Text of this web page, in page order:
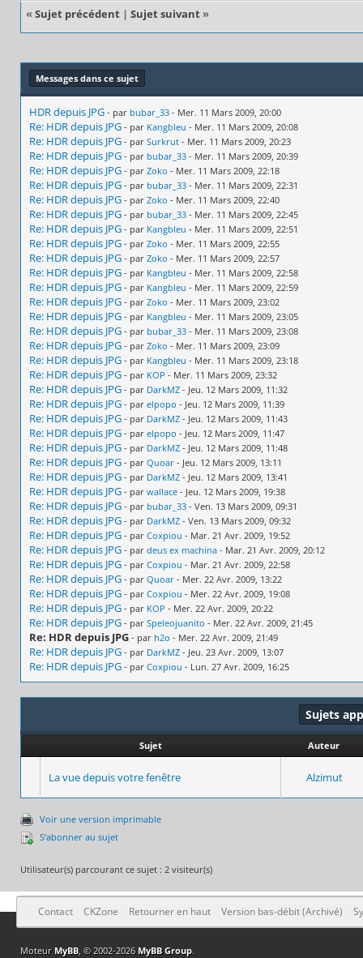
« Sujet précédent | Sujet suivant »
Messages dans ce sujet
HDR depuis JPG - par bubar_33 - Mer. 11 Mars 2009, 20:00
Re: HDR depuis JPG - par Kangbleu - Mer. 11 Mars 2009, 20:08
Re: HDR depuis JPG - par Surkrut - Mer. 11 Mars 2009, 20:23
Re: HDR depuis JPG - par bubar_33 - Mer. 11 Mars 2009, 20:39
Re: HDR depuis JPG - par Zoko - Mer. 11 Mars 2009, 22:18
Re: HDR depuis JPG - par bubar_33 - Mer. 11 Mars 2009, 22:31
Re: HDR depuis JPG - par Zoko - Mer. 11 Mars 2009, 22:40
Re: HDR depuis JPG - par bubar_33 - Mer. 11 Mars 2009, 22:45
Re: HDR depuis JPG - par Kangbleu - Mer. 11 Mars 2009, 22:51
Re: HDR depuis JPG - par Zoko - Mer. 11 Mars 2009, 22:55
Re: HDR depuis JPG - par Zoko - Mer. 11 Mars 2009, 22:57
Re: HDR depuis JPG - par Kangbleu - Mer. 11 Mars 2009, 22:58
Re: HDR depuis JPG - par Kangbleu - Mer. 11 Mars 2009, 22:59
Re: HDR depuis JPG - par Zoko - Mer. 11 Mars 2009, 23:02
Re: HDR depuis JPG - par Kangbleu - Mer. 11 Mars 2009, 23:05
Re: HDR depuis JPG - par bubar_33 - Mer. 11 Mars 2009, 23:08
Re: HDR depuis JPG - par Zoko - Mer. 11 Mars 2009, 23:09
Re: HDR depuis JPG - par Kangbleu - Mer. 11 Mars 2009, 23:18
Re: HDR depuis JPG - par KOP - Mer. 11 Mars 2009, 23:32
Re: HDR depuis JPG - par DarkMZ - Jeu. 12 Mars 2009, 11:32
Re: HDR depuis JPG - par elpopo - Jeu. 12 Mars 2009, 11:39
Re: HDR depuis JPG - par DarkMZ - Jeu. 12 Mars 2009, 11:43
Re: HDR depuis JPG - par elpopo - Jeu. 12 Mars 2009, 11:47
Re: HDR depuis JPG - par DarkMZ - Jeu. 12 Mars 2009, 11:48
Re: HDR depuis JPG - par Quoar - Jeu. 12 Mars 2009, 13:11
Re: HDR depuis JPG - par DarkMZ - Jeu. 12 Mars 2009, 13:41
Re: HDR depuis JPG - par wallace - Jeu. 12 Mars 2009, 19:38
Re: HDR depuis JPG - par bubar_33 - Ven. 13 Mars 2009, 09:31
Re: HDR depuis JPG - par DarkMZ - Ven. 13 Mars 2009, 09:32
Re: HDR depuis JPG - par Coxpiou - Mar. 21 Avr. 2009, 19:52
Re: HDR depuis JPG - par deus ex machina - Mar. 21 Avr. 2009, 20:12
Re: HDR depuis JPG - par Coxpiou - Mar. 21 Avr. 2009, 22:58
Re: HDR depuis JPG - par Quoar - Mer. 22 Avr. 2009, 13:22
Re: HDR depuis JPG - par Coxpiou - Mer. 22 Avr. 2009, 19:08
Re: HDR depuis JPG - par KOP - Mer. 22 Avr. 2009, 20:22
Re: HDR depuis JPG - par Speleojuanito - Mer. 22 Avr. 2009, 21:45
Re: HDR depuis JPG - par h2o - Mer. 22 Avr. 2009, 21:49
Re: HDR depuis JPG - par DarkMZ - Jeu. 23 Avr. 2009, 13:07
Re: HDR depuis JPG - par Coxpiou - Lun. 27 Avr. 2009, 16:25
Sujets
Sujet Auteur
La vue depuis votre fenêtre Alzimut
Voir une version imprimable
S’abonner au sujet
Utilisateur(s) parcourant ce sujet : 2 visiteur(s)
Contact CKZone Retourner en haut Version bas-débit (Archivé)
Moteur MyBB, © 2002-2026 MyBB Group.